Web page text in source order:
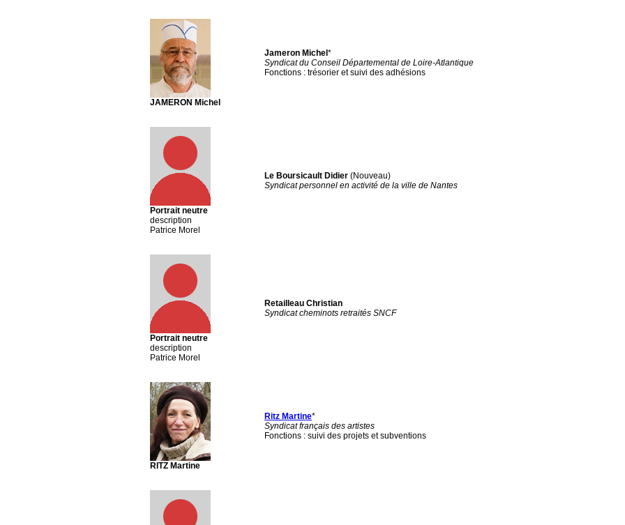
JAMERON Michel
Jameron Michel *
Syndicat du Conseil Départemental de Loire-Atlantique
Fonctions : trésorier et suivi des adhésions
Portrait neutre
description
Patrice Morel
Le Boursicault Didier (Nouveau)
Syndicat personnel en activité de la ville de Nantes
Portrait neutre
description
Patrice Morel
Retailleau Christian
Syndicat cheminots retraités SNCF
RITZ Martine
Ritz Martine*
Syndicat français des artistes
Fonctions : suivi des projets et subventions